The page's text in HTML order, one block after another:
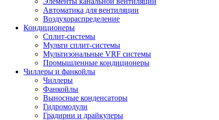
Автоматика для вентиляции
Воздухораспределение
Кондиционеры
Сплит-системы
Мульти сплит-системы
Мультизональные VRF системы
Промышленные кондиционеры
Чиллеры и фанкойлы
Чиллеры
Фанкойлы
Выносные конденсаторы
Гидромодули
Градирни и драйкулеры